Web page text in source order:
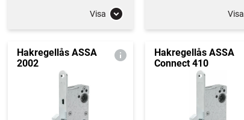
Visa Visa
Hakregellås ASSA
2002
Hakregellås ASSA
Connect 410